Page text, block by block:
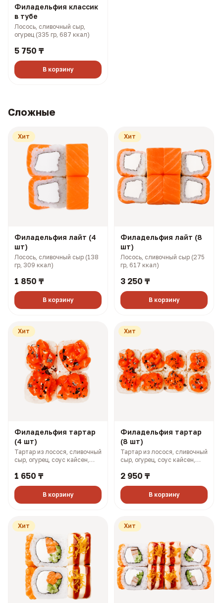
Филадельфия классик
в тубе
Лосось, сливочный сыр,
огурец (335 гр, 687 ккал)
5 750 ₸
В корзину
Сложные
Хит
Филадельфия лайт (4
шт)
Лосось, сливочный сыр (138
гр, 309 ккал)
1 850 ₸
В корзину
Хит
Филадельфия лайт (8
шт)
Лосось, сливочный сыр (275
гр, 617 ккал)
3 250 ₸
В корзину
Хит
Филадельфия тартар
(4 шт)
Тартар из лосося, сливочный
сыр, огурец, соус кайсен,
1 650 ₸
В корзину
Хит
Филадельфия тартар
(8 шт)
Тартар из лосося, сливочный
сыр, огурец, соус кайсен,
2 950 ₸
В корзину
Хит Хит